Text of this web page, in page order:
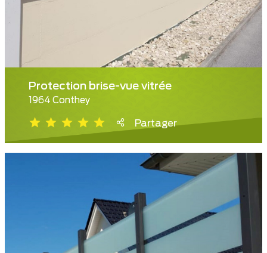
Protection brise-vue vitrée
1964 Conthey
Partager